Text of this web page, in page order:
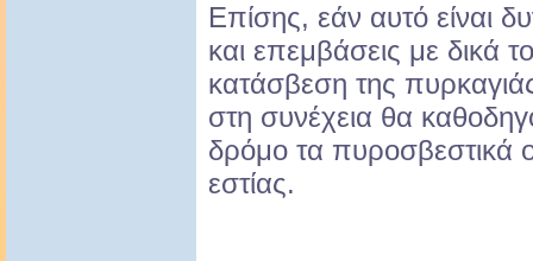
Επίσης, εάν αυτό είναι
και επεμβάσεις με δικά
κατάσβεση της
στη συνέχεια θα
δρόμο τα πυροσβεστικά
εστίας.